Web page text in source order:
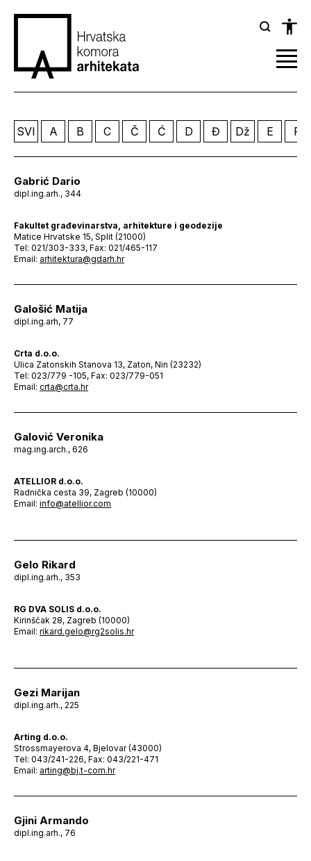
SVI A B C Č Ć D Đ Dž E F
Gabrić Dario
dipl.ing.arh., 344
Fakultet građevinarstva, arhitekture i geodezije
Matice Hrvatske 15, Split (21000)
Tel: 021/303-333, Fax: 021/465-117
Email: arhitektura@gdarh.hr
Galošić Matija
dipl.ing.arh, 77
Crta d.o.o.
Ulica Zatonskih Stanova 13, Zaton, Nin (23232)
Tel: 023/779 -105, Fax: 023/779-051
Email: crta@crta.hr
Galović Veronika
mag.ing.arch., 626
ATELLIOR d.o.o.
Radnička cesta 39, Zagreb (10000)
Email: info@atellior.com
Gelo Rikard
dipl.ing.arh., 353
RG DVA SOLIS d.o.o.
Kirinščak 28, Zagreb (10000)
Email: rikard.gelo@rg2solis.hr
Gezi Marijan
dipl.ing.arh., 225
Arting d.o.o.
Strossmayerova 4, Bjelovar (43000)
Tel: 043/241-226, Fax: 043/221-471
Email: arting@bj.t-com.hr
Gjini Armando
dipl.ing.arh., 76